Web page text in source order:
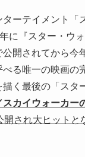
ーテイメント「
に『スター・ウ
開されてから今
る唯一の映画の
く最後の「スタ
カイウォーカー
され大ヒットと